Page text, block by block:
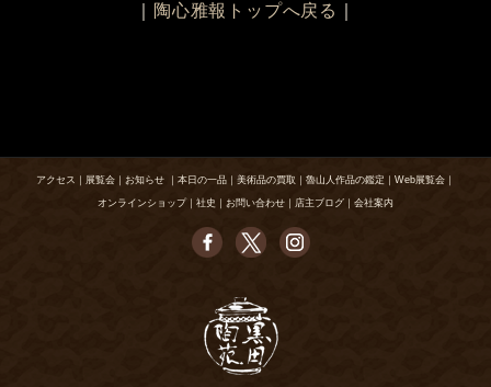
陶心雅報トップへ戻る
アクセス ｜ 展覧会 ｜ お知らせ ｜ 本日の一品 ｜ 美術品の買取 ｜ 魯山人作品の鑑定 ｜ Web展覧会 ｜
オンラインショップ｜ 社史 ｜ お問い合わせ ｜ 店主ブログ ｜ 会社案内